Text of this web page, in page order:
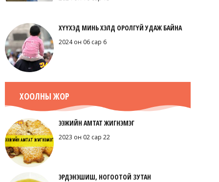
ХҮҮХЭД МИНЬ ХЭЛД ОРОЛГҮЙ УДАЖ БАЙНА
2024 он 06 сар 6
ХООЛНЫ ЖОР
ЭЭЖИЙН АМТАТ ЖИГНЭМЭГ
2023 он 02 сар 22
ЭРДЭНЭШИШ, НОГООТОЙ ЗУТАН